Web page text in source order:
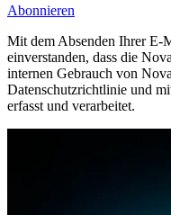
Abonnieren
Mit dem Absenden Ihrer E-
einverstanden, dass die
internen Gebrauch von
Datenschutzrichtlinie und
erfasst und verarbeitet.